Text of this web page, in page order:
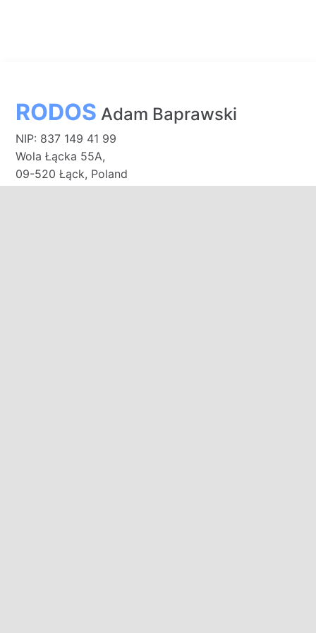
RODOS Adam Baprawski
NIP: 837 149 41 99
Wola Łącka 55A,
09-520 Łąck, Poland